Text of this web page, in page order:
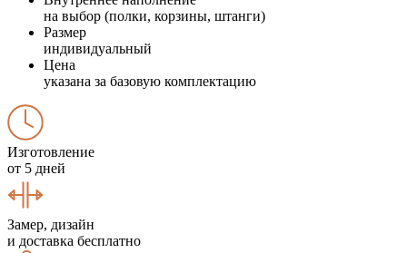
на выбор (полки, корзины, штанги)
Размер
индивидуальный
Цена
указана за базовую комплектацию
Изготовление
от 5 дней
Замер, дизайн
и доставка бесплатно